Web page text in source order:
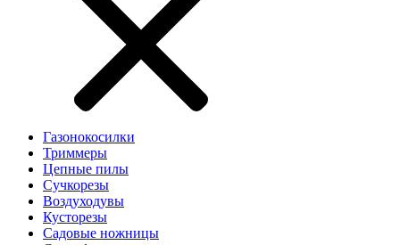
Газонокосилки
Триммеры
Цепные пилы
Cучкорезы
Воздуходувы
Кусторезы
Садовые ножницы